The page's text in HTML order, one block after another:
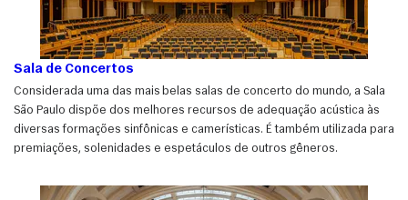
Sala de Concertos
Considerada uma das mais belas salas de concerto do mundo, a Sala
São Paulo dispõe dos melhores recursos de adequação acústica às
diversas formações sinfônicas e camerísticas. É também utilizada para
premiações, solenidades e espetáculos de outros gêneros.